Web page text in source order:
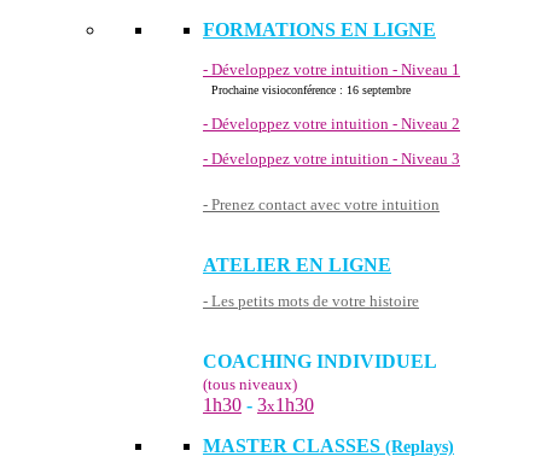
FORMATIONS EN LIGNE
- Développez votre intuition - Niveau 1
Prochaine visioconférence : 16 septembre
- Développez votre intuition - Niveau 2
- Développez votre intuition - Niveau 3
- Prenez contact avec votre intuition
ATELIER EN LIGNE
- Les petits mots de votre histoire
COACHING INDIVIDUEL
(tous niveaux)
1h30 - 3x1h30
MASTER CLASSES (Replays)